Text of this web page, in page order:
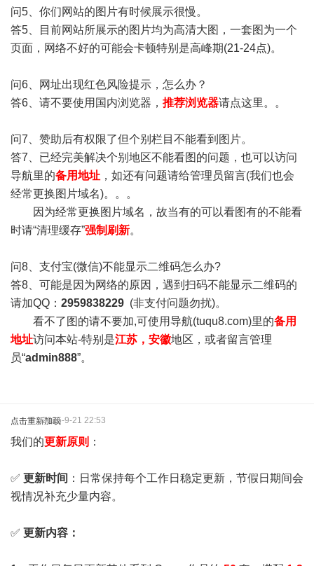
问5、你们网站的图片有时候展示很慢。
答5、目前网站所展示的图片均为高清大图，一套图为一个
页面，网络不好的可能会卡顿特别是高峰期(21-24点)。
问6、网址出现红色风险提示，怎么办？
答6、请不要使用国内浏览器， 推荐浏览器请点这里。。
问7、赞助后有权限了但个别栏目不能看到图片。
答7、已经完美解决个别地区不能看图的问题，也可以访问
导航里的备用地址 ，如还有问题请给管理员留言(我们也会
经常更换图片域名)。。。
因为经常更换图片域名，故当有的可以看图有的不能看
时请“清理缓存”强制刷新。
问8、支付宝(微信)不能显示二维码怎么办?
答8、可能是因为网络的原因，遇到扫码不能显示二维码的
请加QQ： 2959838229 (非支付问题勿扰)。
看不了图的请不要加,可使用导航(tuqu8.com)里的备用
地址访问本站-特别是江苏，安徽地区，或者留言管理
员“admin888”。
点击重新加载2025-9-21 22:53
我们的更新原则 ：
✅ 更新时间 ：日常保持每个工作日稳定更新，节假日期间会
视情况补充少量内容。
✅ 更新内容：